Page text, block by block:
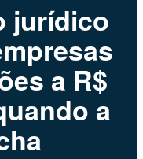
jurídico
a R$
a